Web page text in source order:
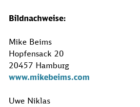
Bildnachweise:
Mike Beims
Hopfensack 20
20457 Hamburg
www.mikebeims.com
Uwe Niklas